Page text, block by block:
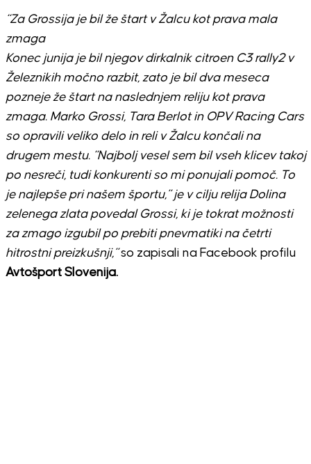
“Za Grossija je bil že štart v Žalcu kot prava mala
zmaga
Konec junija je bil njegov dirkalnik citroen C3 rally2 v
Železnikih močno razbit, zato je bil dva meseca
pozneje že štart na naslednjem reliju kot prava
zmaga. Marko Grossi, Tara Berlot in OPV Racing Cars
so opravili veliko delo in reli v Žalcu končali na
drugem mestu. “Najbolj vesel sem bil vseh klicev takoj
po nesreči, tudi konkurenti so mi ponujali pomoč. To
je najlepše pri našem športu,” je v cilju relija Dolina
zelenega zlata povedal Grossi, ki je tokrat možnosti
za zmago izgubil po prebiti pnevmatiki na četrti
hitrostni preizkušnji,”so zapisali na Facebook profilu
Avtošport Slovenija.